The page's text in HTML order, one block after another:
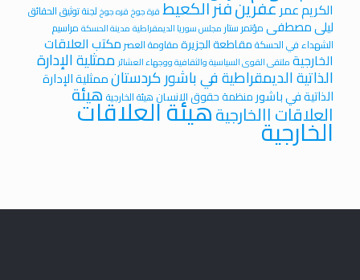
الكريم عمرعفرينفنر الكعيط قرة جوخ قره جوخ لجنة توثيق الحقائق
ليلى مصطفىمؤتمر ستار مجلس سوريا الديمقراطية مدينة الحسكة مراسيم
الشهداء في الحسكةمقاطعة الجزيرةمقاومة العصرمكتب العلاقات
الخارجية ملتقى القوى السياسية والثقافية ووجهاء العشائر ممثلية الإدارة
الذاتية الديمقراطية في باشور كردستانممثلية الإدارة
الذاتية في باشور منظمة حقوق الانسان هيئة الخارجية هيئة
العلاقات االخارجيةهيئة العلاقات الخارجية